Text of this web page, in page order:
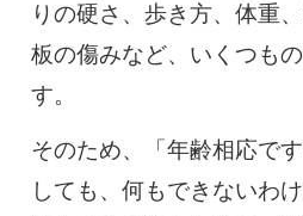
りの硬さ、歩き方、体重
板の傷みなど、いくつも
す。
そのため、「年齢相応で
しても、何もできないわ